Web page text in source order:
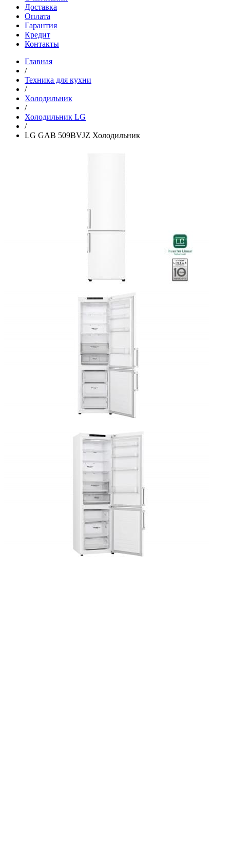
Доставка
Оплата
Гарантия
Кредит
Контакты
Главная
/
Техника для кухни
/
Холодильник
/
Холодильник LG
/
LG GAB 509BVJZ Холодильник